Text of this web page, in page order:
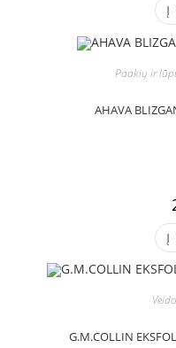
Į
Paakių ir
AHAVA
Į
G.M.COLLIN